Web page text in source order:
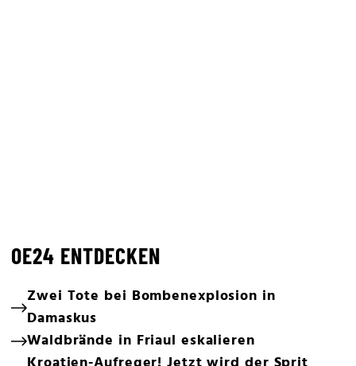
OE24 ENTDECKEN
Zwei Tote bei Bombenexplosion in
Damaskus
Waldbrände in Friaul eskalieren